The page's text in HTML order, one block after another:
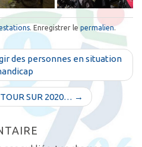
. Enregistrer lepermalien.
des personnes en situation
SUR 2020… →